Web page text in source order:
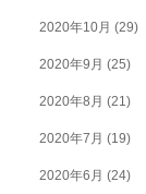
2020年10月 (29)
2020年9月 (25)
2020年8月 (21)
2020年7月 (19)
2020年6月 (24)